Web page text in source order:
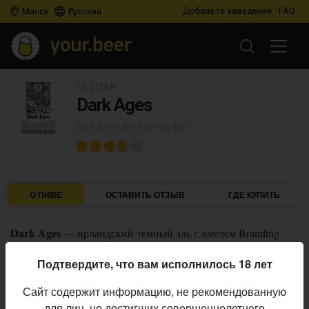
Минск Русский Добавьте заведение FAQ
Dark Ages
О ПИВЕ ОСТАВИТЬ ОТЗЫВ ГДЕ КУПИТЬ
Dark Ages— ирландский тёмный эль с хмелем Bramling
Стиль:
Dark Ale
Подтвердите, что вам исполнилось 18 лет
Сайт содержит информацию, не рекомендованную